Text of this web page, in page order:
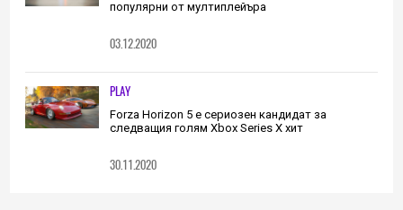
популярни от мултиплейъра
03.12.2020
PLAY
Forza Horizon 5 е сериозен кандидат за
следващия голям Xbox Series X хит
30.11.2020